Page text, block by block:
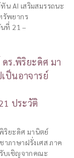
น AI เสริมสมรรถนะ
รัพยากร
ที่ 21 –
ดร.พิริยะดิศ มา
ป็นอาจารย์
ประวัติ
ริยะดิศ มานิตย์
าภาษาฝรั่งเศส ภาค
บเชิญจากคณะ